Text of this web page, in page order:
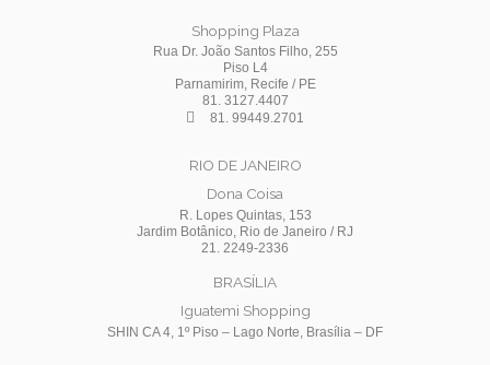
Shopping Plaza
Rua Dr. João Santos Filho, 255
Piso L4
Parnamirim, Recife / PE
81. 3127.4407
81. 99449.2701
RIO DE JANEIRO
Dona Coisa
R. Lopes Quintas, 153
Jardim Botânico, Rio de Janeiro / RJ
21. 2249-2336
BRASÍLIA
Iguatemi Shopping
SHIN CA 4, 1º Piso – Lago Norte, Brasília – DF